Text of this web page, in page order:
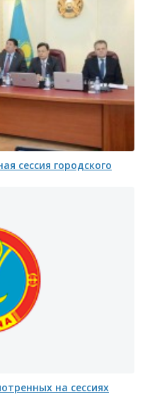
сессия городского
на сессиях